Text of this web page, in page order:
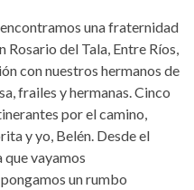
una fraternidad
Rosario del Tala, Entre Ríos,
con nuestros hermanos de
frailes y hermanas. Cinco
por el camino,
y yo, Belén. Desde el
que vayamos
un rumbo